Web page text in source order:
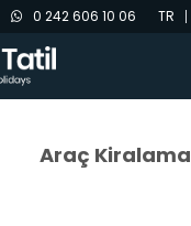
0 242 606 10 06 TR
Araç Kiralama